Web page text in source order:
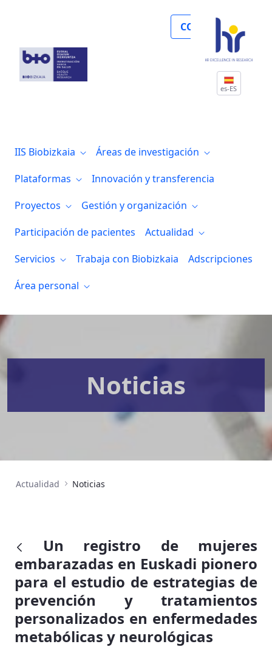
COLABORA
es-ES
IIS Biobizkaia
Áreas de investigación
Plataformas
Innovación y transferencia
Proyectos
Gestión y organización
Participación de pacientes
Actualidad
Servicios
Trabaja con Biobizkaia
Adscripciones
Área personal
Noticias
Actualidad Noticias
Un registro de mujeres
embarazadas en Euskadi pionero
para el estudio de estrategias de
prevención y tratamientos
personalizados en enfermedades
metabólicas y neurológicas